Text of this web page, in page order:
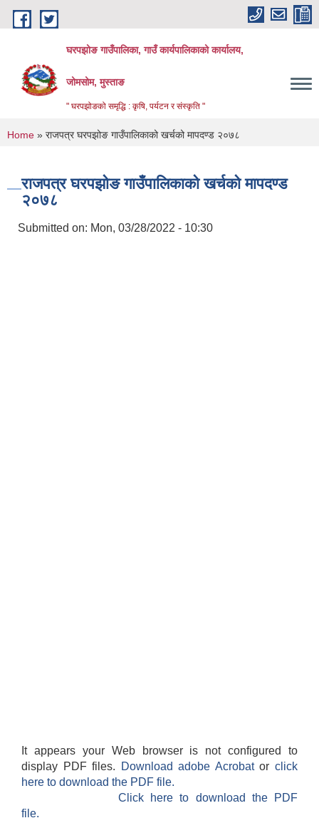
Skip to main content
घरपझोङ गाउँपालिका, गाउँ कार्यपालिकाको कार्यालय,
जोमसोम, मुस्ताङ
" घरपझोङको समृद्धि : कृषि, पर्यटन र संस्कृति "
You are here
Home » राजपत्र घरपझोङ गाउँपालिकाको खर्चको मापदण्ड २०७८
राजपत्र घरपझोङ गाउँपालिकाको खर्चको मापदण्ड
२०७८
Submitted on: Mon, 03/28/2022 - 10:30
It appears your Web browser is not configured to
display PDF files.
Download adobe Acrobatorclick
here to download the PDF file.
Click here to download the PDF
file.